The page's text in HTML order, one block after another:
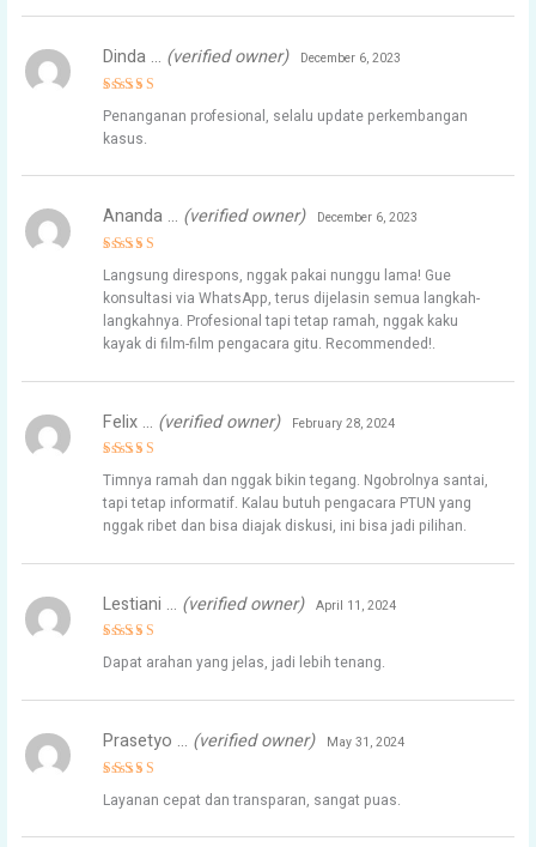
out of 5
Dinda … (verified owner) December 6, 2023
Penanganan profesional, selalu update perkembangan
kasus.
out of 5
Ananda … (verified owner) December 6, 2023
Langsung direspons, nggak pakai nunggu lama! Gue
konsultasi via WhatsApp, terus dijelasin semua langkah-
langkahnya. Profesional tapi tetap ramah, nggak kaku
kayak di film-film pengacara gitu. Recommended!.
out of 5
Felix … (verified owner) February 28, 2024
Timnya ramah dan nggak bikin tegang. Ngobrolnya santai,
tapi tetap informatif. Kalau butuh pengacara PTUN yang
nggak ribet dan bisa diajak diskusi, ini bisa jadi pilihan.
out of 5
Lestiani … (verified owner) April 11, 2024
Dapat arahan yang jelas, jadi lebih tenang.
out of 5
Prasetyo … (verified owner) May 31, 2024
Layanan cepat dan transparan, sangat puas.